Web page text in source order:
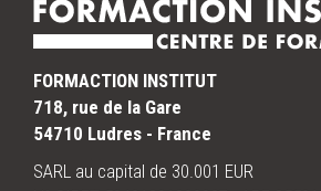
FORMACTION INSTITUT
718, rue de la Gare
54710 Ludres - France
SARL au capital de 30.001 EUR